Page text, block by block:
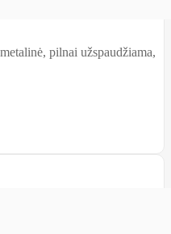
pilnai užspaudžiama,